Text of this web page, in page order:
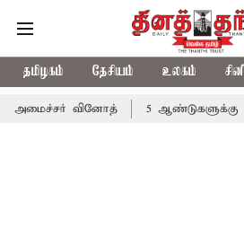
தமிழகம் தேசியம் உலகம்
5 ஆண்டுகளுக்கு ரூ.600